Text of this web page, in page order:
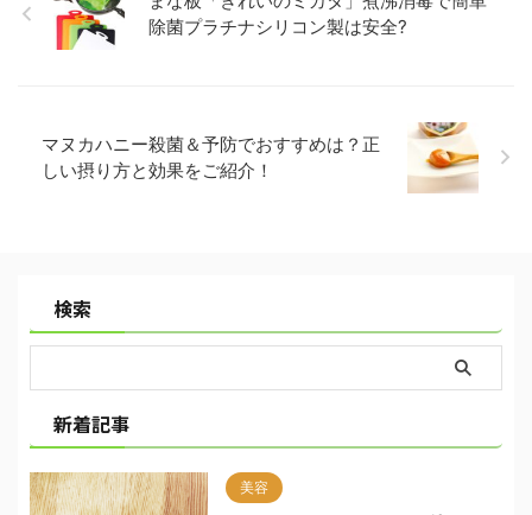
除菌プラチナシリコン製は安全?
マヌカハニー殺菌＆予防でおすすめは？正
しい摂り方と効果をご紹介！
検索
新着記事
美容